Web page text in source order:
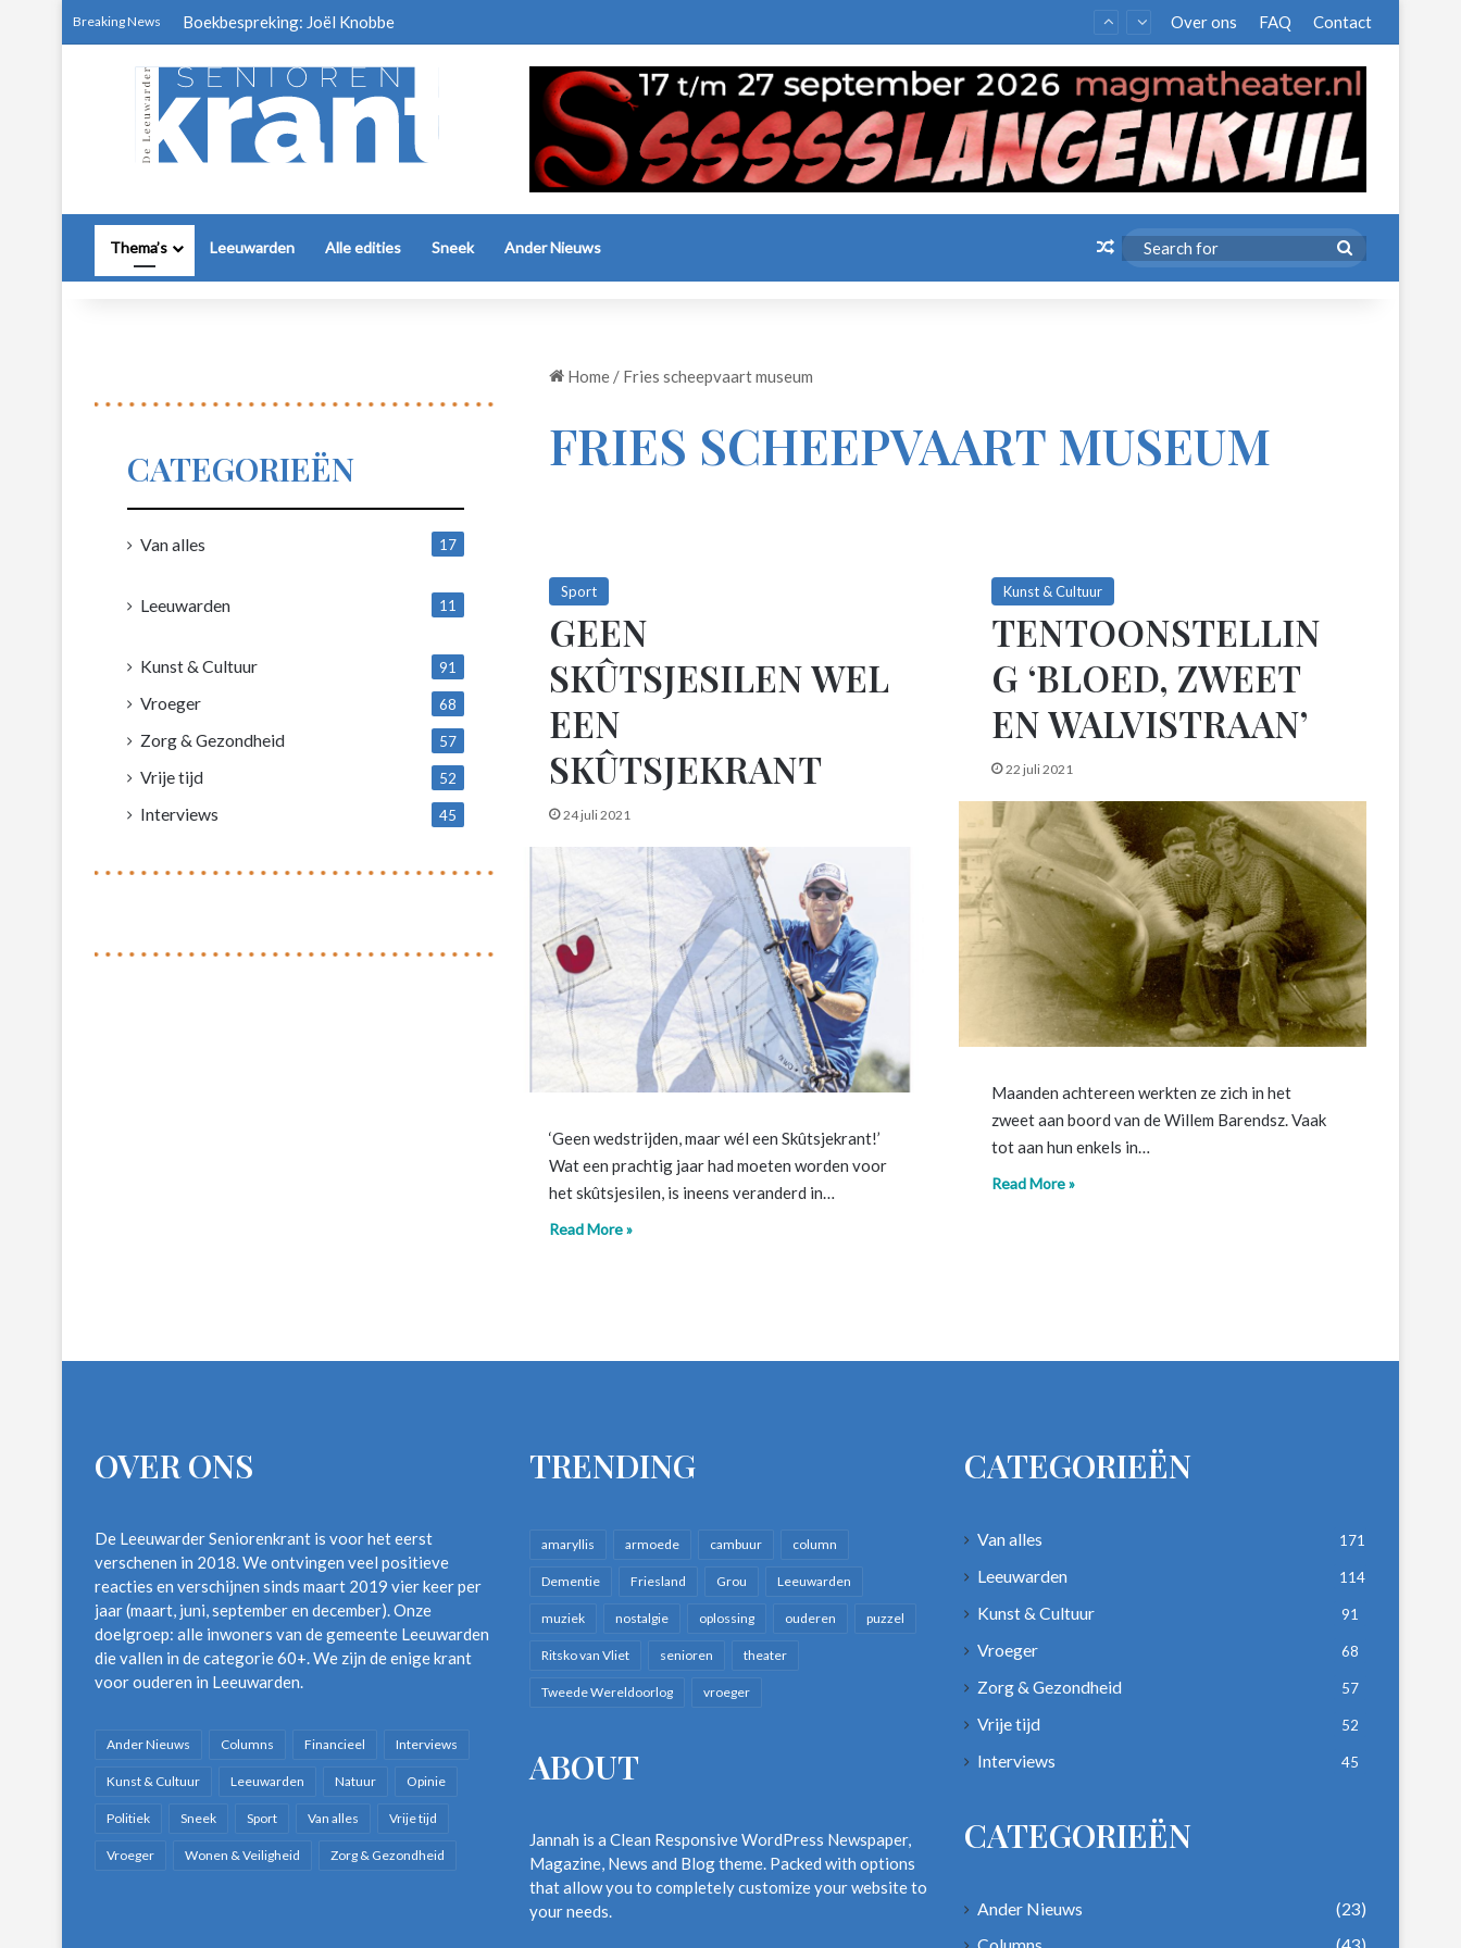
Breaking News Boekbespreking: Joël Knobbe Over ons FAQ Contact
Thema’s Leeuwarden Alle edities Sneek Ander Nieuws Random Article
for
Home / Fries scheepvaart museum
FRIES SCHEEPVAART MUSEUM
Sport
GEEN
SKÛTSJESILEN WEL
EEN
SKÛTSJEKRANT
24 juli 2021
‘Geen wedstrijden, maar wél een Skûtsjekrant!’
Wat een prachtig jaar had moeten worden voor
het skûtsjesilen, is ineens veranderd in…
Read More »
Kunst & Cultuur
TENTOONSTELLIN
G ‘BLOED, ZWEET
EN WALVISTRAAN’
22 juli 2021
Maanden achtereen werkten ze zich in het
zweet aan boord van de Willem Barendsz. Vaak
tot aan hun enkels in…
Read More »
CATEGORIEËN
Van alles
17
Leeuwarden
11
Kunst & Cultuur 91
Vroeger 68
Zorg & Gezondheid 57
Vrije tijd 52
Interviews 45
OVER ONS
De Leeuwarder Seniorenkrant is voor het eerst
verschenen in 2018. We ontvingen veel positieve
reacties en verschijnen sinds maart 2019 vier keer per
jaar (maart, juni, september en december). Onze
doelgroep: alle inwoners van de gemeente Leeuwarden
die vallen in de categorie 60+. We zijn de enige krant
voor ouderen in Leeuwarden.
Ander Nieuws Columns Financieel Interviews
Kunst & Cultuur Leeuwarden Natuur Opinie
Politiek Sneek Sport Van alles Vrije tijd
Vroeger Wonen & Veiligheid Zorg & Gezondheid
TRENDING
amaryllis armoede cambuur column
Dementie Friesland Grou Leeuwarden
muziek nostalgie oplossing ouderen puzzel
Ritsko van Vliet senioren theater
Tweede Wereldoorlog vroeger
ABOUT
Jannah is a Clean Responsive WordPress Newspaper,
Magazine, News and Blog theme. Packed with options
that allow you to completely customize your website to
your needs.
CATEGORIEËN
Van alles 171
Leeuwarden 114
Kunst & Cultuur 91
Vroeger 68
Zorg & Gezondheid 57
Vrije tijd 52
Interviews 45
CATEGORIEËN
Ander Nieuws
(23)